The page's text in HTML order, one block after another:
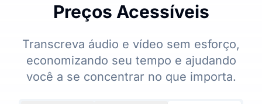
Preços Acessíveis
Transcreva áudio e vídeo sem esforço,
economizando seu tempo e ajudando
você a se concentrar no que importa.